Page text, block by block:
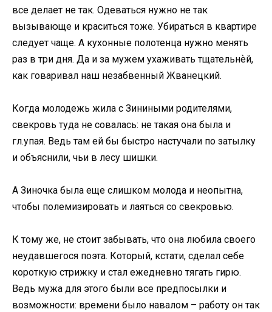
все делает не так. Одеваться нужно не так
вызывающе и краситься тоже. Убираться в квартире
следует чаще. А кухонные полотенца нужно менять
раз в три дня. Да и за мужем ухаживать тщательнѐй,
как говаривал наш незабвенный Жванецкий.
Когда молодежь жила с Зиниными родителями,
свекровь туда не совалась: не такая она была и
гл.упая. Ведь там ей бы быстро настучали по затылку
и объяснили, чьи в лесу шишки.
А Зиночка была еще слишком молода и неопытна,
чтобы полемизировать и лаяться со свекровью.
К тому же, не стоит забывать, что она любила своего
неудавшегося поэта. Который, кстати, сделал себе
короткую стрижку и стал ежедневно тягать гирю.
Ведь мужа для этого были все предпосылки и
возможности: времени было навалом – работу он так